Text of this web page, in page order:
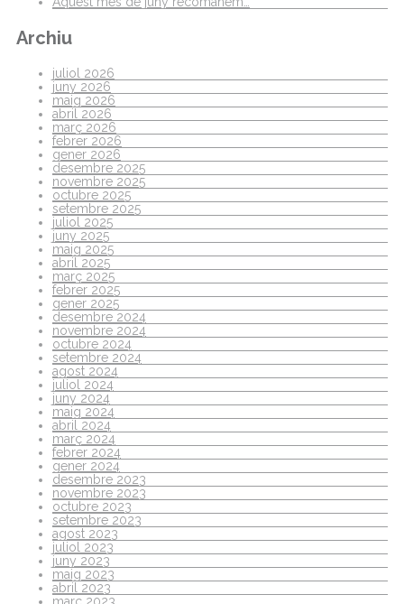
Archiu
juliol 2026
juny 2026
maig 2026
abril 2026
març 2026
febrer 2026
gener 2026
desembre 2025
novembre 2025
octubre 2025
setembre 2025
juliol 2025
juny 2025
maig 2025
abril 2025
març 2025
febrer 2025
gener 2025
desembre 2024
novembre 2024
octubre 2024
setembre 2024
agost 2024
juliol 2024
juny 2024
maig 2024
abril 2024
març 2024
febrer 2024
gener 2024
desembre 2023
novembre 2023
octubre 2023
setembre 2023
agost 2023
juliol 2023
juny 2023
maig 2023
abril 2023